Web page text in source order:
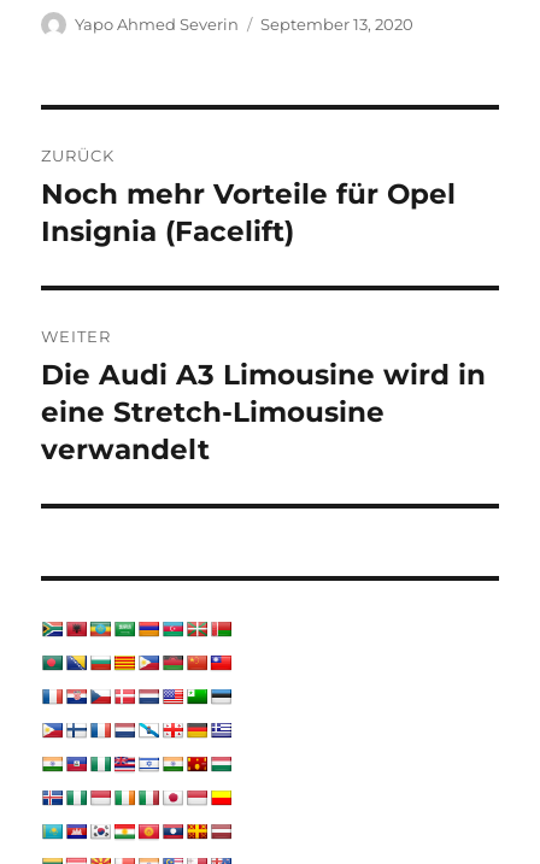
Autor
Yapo Ahmed Severin
Veröffentlicht
September 13, 2020
ZURÜCK
Vorheriger
Beitrag:
Noch mehr Vorteile für Opel
Insignia (Facelift)
WEITER
Nächster
Beitrag:
Die Audi A3 Limousine wird in
eine Stretch-Limousine
verwandelt